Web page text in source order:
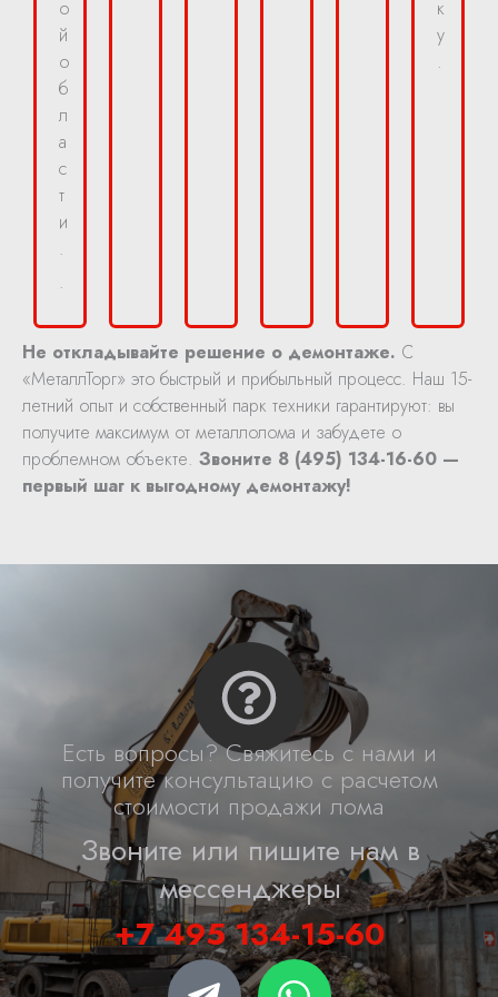
о
й
о
б
л
а
с
т
и
.
.
к
у
.
Не откладывайте решение о демонтаже. С
«МеталлТорг» это быстрый и прибыльный процесс. Наш 15-
летний опыт и собственный парк техники гарантируют: вы
получите максимум от металлолома и забудете о
проблемном объекте. Звоните 8 (495) 134-16-60 —
первый шаг к выгодному демонтажу!
Есть вопросы? Свяжитесь с нами и
получите консультацию с расчетом
стоимости продажи лома
Звоните или пишите нам в
мессенджеры
+7 495 134-15-60
T W